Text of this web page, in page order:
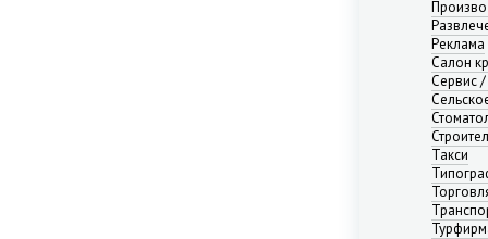
Реклама
Салон
Сервис /
Такси